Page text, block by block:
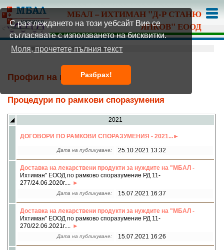
С разглеждането на този уебсайт Вие се
съгласявате с използването на бисквитки.
Моля, прочетете пълния текст
Разбрах!
МБАЛ – ИХТИМАН "Д-Р СТАНЮ
ЯНКОВ" ЕООД
МБАЛ – ИХТИМАН» ПРОФИЛ НА КУПУВАЧА »
Профил на купувача
Процедури по рамкови споразумения
◢ 2021
ДОГОВОРИ ПО РАМКОВИ СПОРАЗУМЕНИЯ - 2021...
Дата на публикуване: 25.10.2021 13:32
Доставка на лекарствени продукти за нуждите на "МБАЛ -
Ихтиман" ЕООД по рамково споразумение РД 11-
277/24.06.2020г....
Дата на публикуване: 15.07.2021 16:37
Доставка на лекарствени продукти за нуждите на "МБАЛ -
Ихтиман" ЕООД по рамково споразумение РД 11-
270/22.06.2021г....
Дата на публикуване: 15.07.2021 16:26